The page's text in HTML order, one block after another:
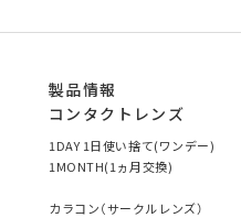
製品情報
コンタクトレンズ
1DAY 1日使い捨て(ワンデー)
1MONTH(1ヵ月交換)
カラコン（サークルレンズ）